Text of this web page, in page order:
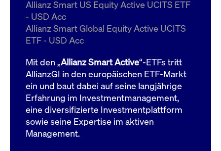
Allianz Smart US Equity Active UCITS ETF
- USD Acc
Allianz Smart Global Equity Active UCITS
ETF - USD Acc
Mit den „Allianz Smart Active“-ETFs tritt
AllianzGI in den europäischen ETF-Markt
ein und baut dabei auf seine langjährige
Erfahrung im Investmentmanagement,
eine diversifizierte Investmentplattform
sowie seine Expertise im aktiven
Management.
ApplicationGatewayAffinityCORS
boerse.com